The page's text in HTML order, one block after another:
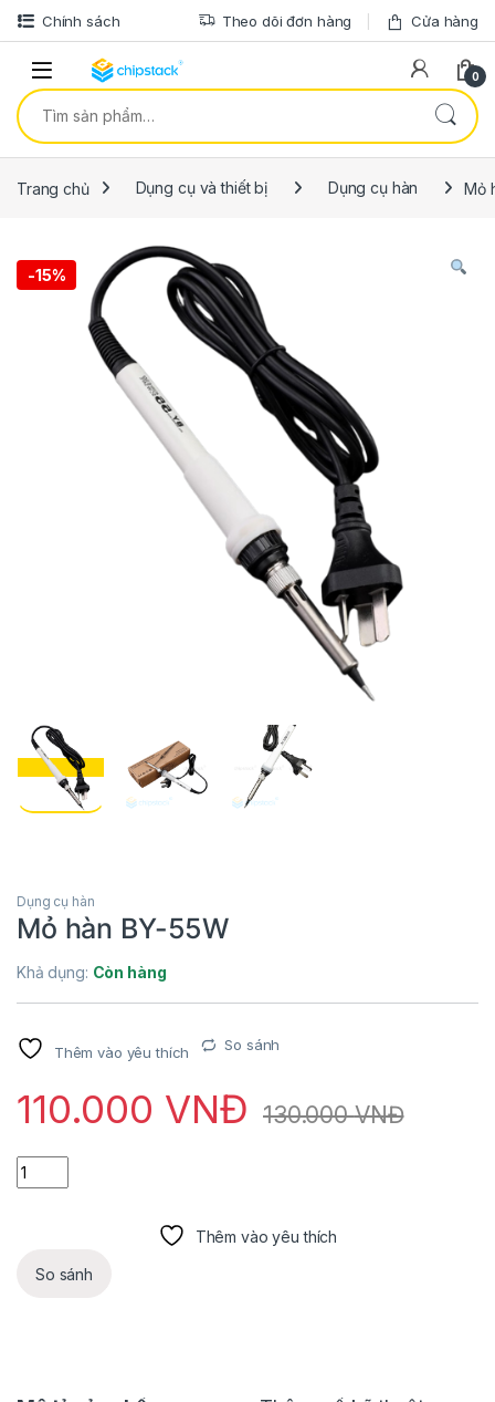
Bỏ qua để điều hướng
Bỏ qua nội dung
Chính sách Theo dõi đơn hàng Cửa hàng
0
Tìm kiếm:
Trang chủ Dụng cụ và thiết bị Dụng cụ hàn Mỏ
-15%
Dụng cụ hàn
Mỏ hàn BY-55W
Khả dụng: Còn hàng
Thêm vào yêu thích So sánh
110.000 VNĐ 130.000VNĐ
Mỏ hàn BY-55W số lượng
Thêm vào yêu thích
So sánh